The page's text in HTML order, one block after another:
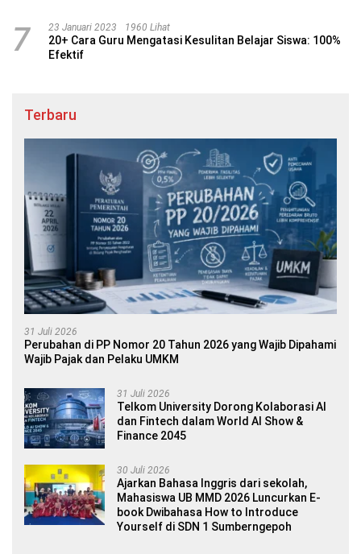
7 23 Januari 2023 1960 Lihat
20+ Cara Guru Mengatasi Kesulitan Belajar Siswa: 100%
Efektif
Terbaru
31 Juli 2026
Perubahan di PP Nomor 20 Tahun 2026 yang Wajib Dipahami
Wajib Pajak dan Pelaku UMKM
31 Juli 2026
Telkom University Dorong Kolaborasi AI
dan Fintech dalam World AI Show &
Finance 2045
30 Juli 2026
Ajarkan Bahasa Inggris dari sekolah,
Mahasiswa UB MMD 2026 Luncurkan E-
book Dwibahasa How to Introduce
Yourself di SDN 1 Sumberngepoh